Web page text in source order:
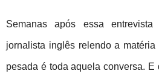
Semanas após essa
jornalista inglês relendo a
pesada é toda aquela conversa. E